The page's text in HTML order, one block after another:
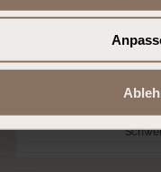
Fleischprodukte